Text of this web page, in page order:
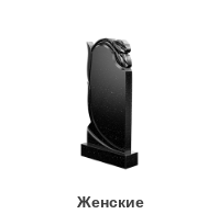
Женские